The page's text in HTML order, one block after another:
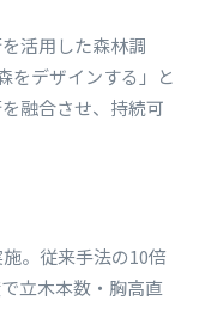
活用した森林調
をデザインする」と
融合させ、持続可
。従来手法の10倍
立木本数・胸高直